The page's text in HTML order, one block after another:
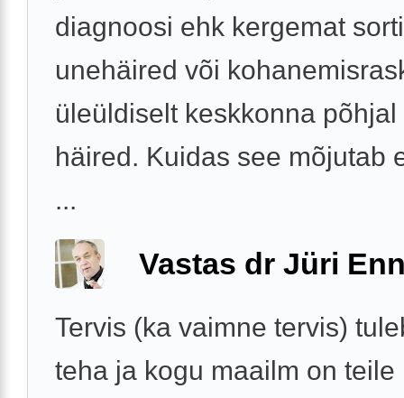
diagnoosi ehk kergemat
unehäired või
üleüldiselt keskkonna
häired. Kuidas see mõjutab
...
Vastas dr Jüri
Tervis (ka vaimne tervis)
teha ja kogu maailm on teile